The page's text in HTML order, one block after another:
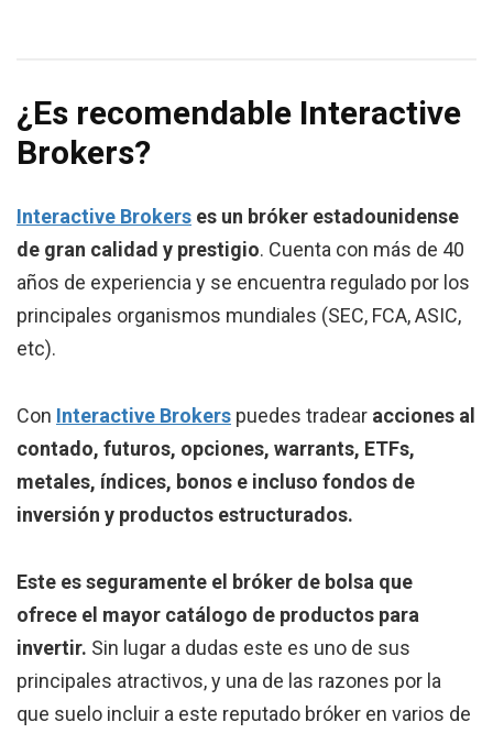
¿Es recomendable Interactive
Brokers?
Interactive Brokers es un bróker estadounidense
de gran calidad y prestigio. Cuenta con más de 40
años de experiencia y se encuentra regulado por los
principales organismos mundiales (SEC, FCA, ASIC,
etc).
Con Interactive Brokers puedes tradear acciones al
contado, futuros, opciones, warrants, ETFs,
metales, índices, bonos e incluso fondos de
inversión y productos estructurados.
Este es seguramente el bróker de bolsa que
ofrece el mayor catálogo de productos para
invertir. Sin lugar a dudas este es uno de sus
principales atractivos, y una de las razones por la
que suelo incluir a este reputado bróker en varios de